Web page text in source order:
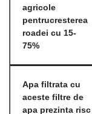
agricole
pentrucresterea
roadei cu 15-
75%
Apa filtrata cu
aceste filtre de
apa prezinta risc